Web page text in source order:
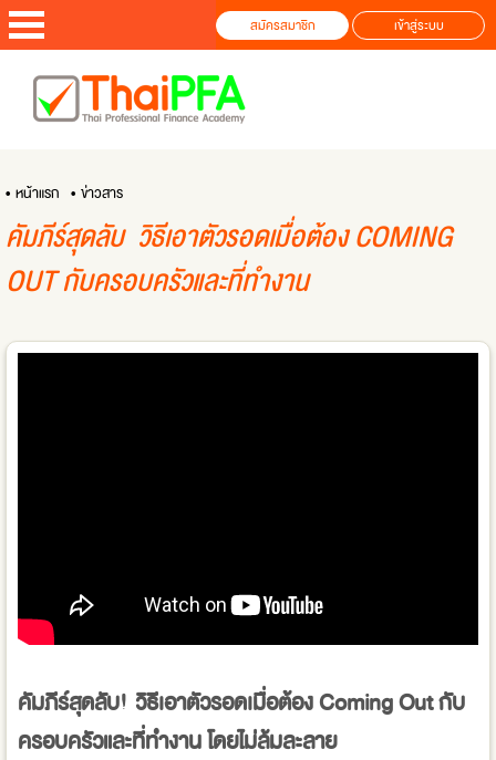
สมัครสมาชิก เข้าสู่ระบบ
• หน้าแรก • ข่าวสาร
คัมภีร์สุดลับ วิธีเอาตัวรอดเมื่อต้อง COMING
OUT กับครอบครัวและที่ทำงาน
คัมภีร์สุดลับ! วิธีเอาตัวรอดเมื่อต้อง Coming Out กับ
ครอบครัวและที่ทำงาน โดยไม่ล้มละลาย